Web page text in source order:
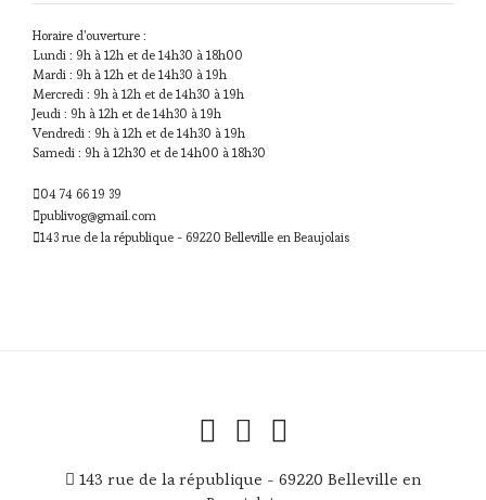
Horaire d'ouverture :
Lundi : 9h à 12h et de 14h30 à 18h00
Mardi : 9h à 12h et de 14h30 à 19h
Mercredi : 9h à 12h et de 14h30 à 19h
Jeudi : 9h à 12h et de 14h30 à 19h
Vendredi : 9h à 12h et de 14h30 à 19h
Samedi : 9h à 12h30 et de 14h00 à 18h30
04 74 66 19 39
publivog@gmail.com
143 rue de la république - 69220 Belleville en Beaujolais
143 rue de la république - 69220 Belleville en